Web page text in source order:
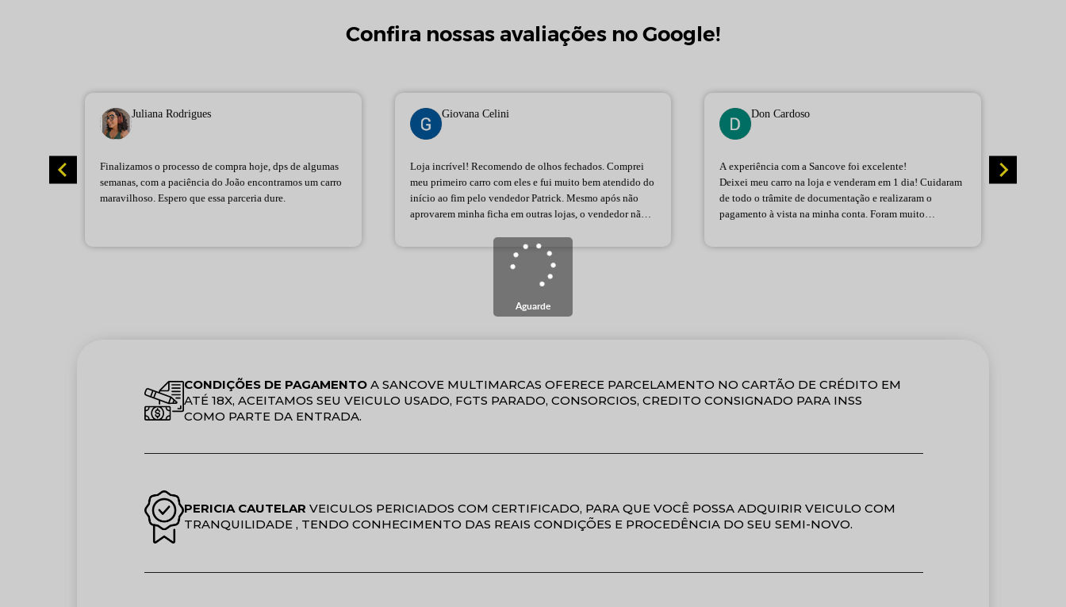
Confira nossas avaliações no Google!
Juliana Rodrigues
Finalizamos o processo de compra hoje, dps de algumas
semanas, com a paciência do João encontramos um carro
maravilhoso. Espero que essa parceria dure.
Giovana Celini
Loja incrível! Recomendo de olhos fechados. Comprei
meu primeiro carro com eles e fui muito bem atendido do
início ao fim pelo vendedor Patrick. Mesmo após não
aprovarem minha ficha em outras lojas, o vendedor não
Só tenho a agradecer pela dedicação e profissionalismo!
Don Cardoso
A experiência com a Sancove foi excelente!
Deixei meu carro na loja e venderam em 1 dia! Cuidaram
de todo o trâmite de documentação e realizaram o
pagamento à vista na minha conta. Foram muito
Fica aqui meu agradecimento a equipe e a Milena que
CONDIÇÕES DE PAGAMENTO A SANCOVE MULTIMARCAS OFERECE PARCELAMENTO NO CARTÃO DE CRÉDITO EM
ATÉ 18X, ACEITAMOS SEU VEICULO USADO, FGTS PARADO, CONSORCIOS, CREDITO CONSIGNADO PARA INSS
COMO PARTE DA ENTRADA.
PERICIA CAUTELAR VEICULOS PERICIADOS COM CERTIFICADO, PARA QUE VOCÊ POSSA ADQUIRIR VEICULO COM
TRANQUILIDADE , TENDO CONHECIMENTO DAS REAIS CONDIÇÕES E PROCEDÊNCIA DO SEU SEMI-NOVO.
Aguarde